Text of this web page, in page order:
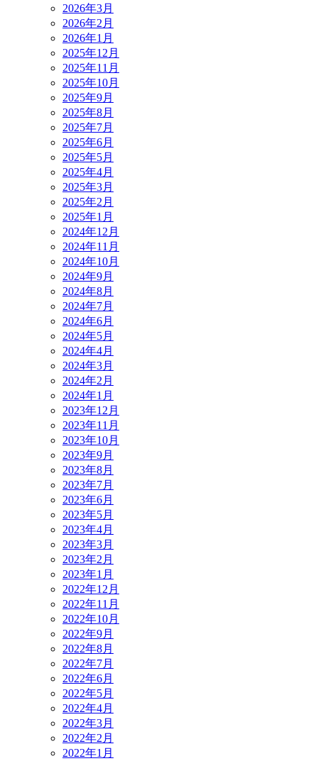
2026年3月
2026年2月
2026年1月
2025年12月
2025年11月
2025年10月
2025年9月
2025年8月
2025年7月
2025年6月
2025年5月
2025年4月
2025年3月
2025年2月
2025年1月
2024年12月
2024年11月
2024年10月
2024年9月
2024年8月
2024年7月
2024年6月
2024年5月
2024年4月
2024年3月
2024年2月
2024年1月
2023年12月
2023年11月
2023年10月
2023年9月
2023年8月
2023年7月
2023年6月
2023年5月
2023年4月
2023年3月
2023年2月
2023年1月
2022年12月
2022年11月
2022年10月
2022年9月
2022年8月
2022年7月
2022年6月
2022年5月
2022年4月
2022年3月
2022年2月
2022年1月